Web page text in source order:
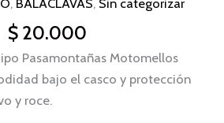
, BALACLAVAS, Sin categorizar
$ 20.000
Pasamontañas Motomellos
bajo el casco y protección
y roce.